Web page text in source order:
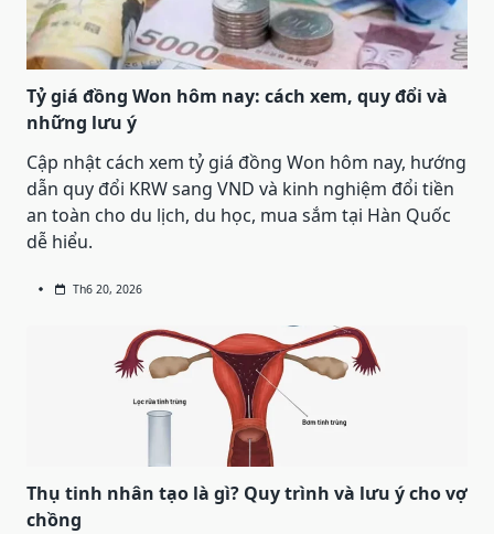
Tỷ giá đồng Won hôm nay: cách xem, quy đổi và
những lưu ý
Cập nhật cách xem tỷ giá đồng Won hôm nay, hướng
dẫn quy đổi KRW sang VND và kinh nghiệm đổi tiền
an toàn cho du lịch, du học, mua sắm tại Hàn Quốc
dễ hiểu.
Th6 20, 2026
Thụ tinh nhân tạo là gì? Quy trình và lưu ý cho vợ
chồng